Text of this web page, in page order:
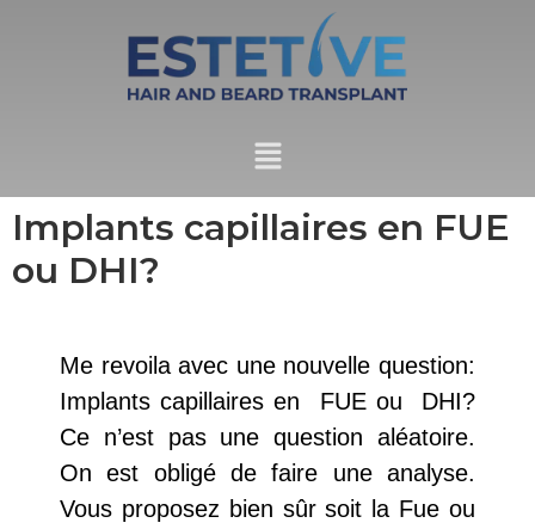
Implants capillaires en FUE
ou DHI?
Me revoila avec une nouvelle question:
Implants capillaires en FUE ou DHI?
Ce n’est pas une question aléatoire.
On est obligé de faire une analyse.
Vous proposez bien sûr soit la Fue ou